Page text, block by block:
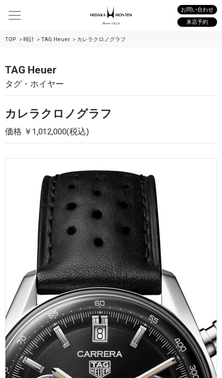
お問い合わせ
来店予約
TOP 時計 TAG Heuer カレラクロノグラフ
TAG Heuer
タグ・ホイヤー
カレラクロノグラフ
価格 ￥1,012,000(税込)